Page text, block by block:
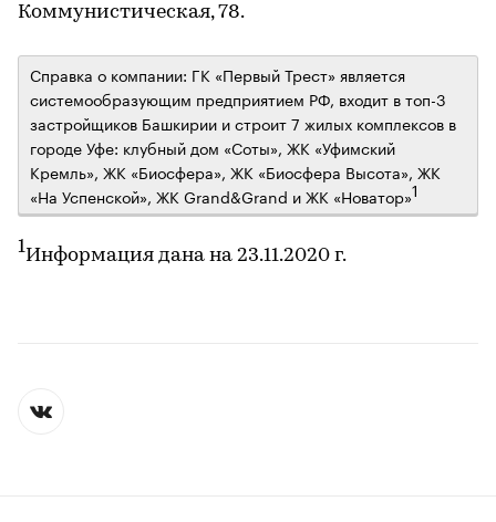
Коммунистическая, 78.
Справка о компании: ГК «Первый Трест» является
системообразующим предприятием РФ, входит в топ-3
застройщиков Башкирии и строит 7 жилых комплексов в
городе Уфе: клубный дом «Соты», ЖК «Уфимский
Кремль», ЖК «Биосфера», ЖК «Биосфера Высота», ЖК
«На Успенской», ЖК Grand&Grand и ЖК «Новатор»1
1Информация дана на 23.11.2020 г.